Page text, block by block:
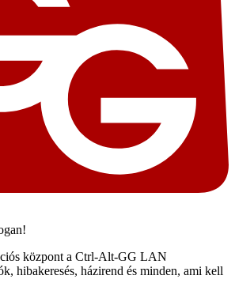
központ a Ctrl-Alt-GG LAN
hibakeresés, házirend és minden, ami kell